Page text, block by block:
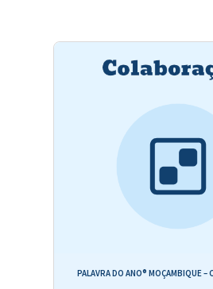
PALAVRA DO ANO® MOÇAMBIQUE –